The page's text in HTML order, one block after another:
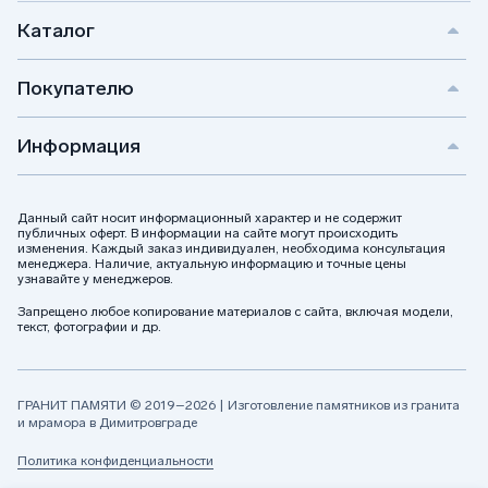
Каталог
Покупателю
Информация
Данный сайт носит информационный характер и не содержит
публичных оферт. В информации на сайте могут происходить
изменения. Каждый заказ индивидуален, необходима консультация
менеджера. Наличие, актуальную информацию и точные цены
узнавайте у менеджеров.
Запрещено любое копирование материалов с сайта, включая модели,
текст, фотографии и др.
ГРАНИТ ПАМЯТИ © 2019–2026 | Изготовление памятников из гранита
и мрамора в Димитровграде
Политика конфиденциальности